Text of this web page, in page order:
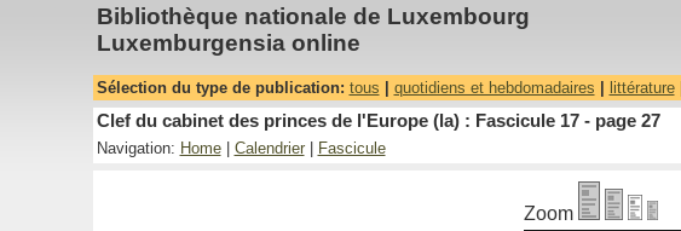
Bibliothèque nationale de Luxembourg
Luxemburgensia online
Sélection du type de publication: tous quotidiens et hebdomadaires littérature|
Clef du cabinet des princes de l'Europe (la) : Fascicule 17 - page 27
Navigation: Home| Calendrier| Fascicule
Zoom